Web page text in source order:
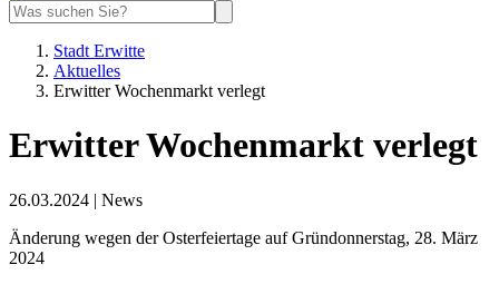
Stadt Erwitte
Aktuelles
Erwitter Wochenmarkt verlegt
Erwitter Wochenmarkt verlegt
26.03.2024 | News
Änderung wegen der Osterfeiertage auf Gründonnerstag, 28. März
2024